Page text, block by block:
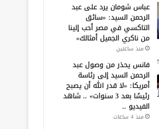
عباس شومان يرد على عبد
الرحمن السيد: «سائق
التاكسي في مصر أحب إلينا
من ناكري الجميل أمثالك»
منذ ساعتين
فانس يحذر من وصول عبد
الرحمن السيد إلى رئاسة
أمريكا: «لا قدر الله أن يصبح
رئيسًا بعد 3 سنوات» .. شاهد
الفيديو ..
منذ 4 ساعات